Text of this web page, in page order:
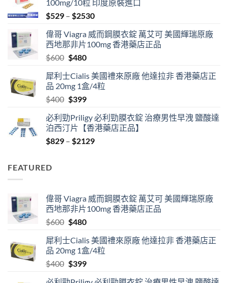
100mg/10粒 印度原裝進口
$529 – $2530Price
$529
through
偉哥 Viagra 威而鋼膜衣錠 萬艾可 美國輝瑞原廠
西地那非片100mg 香港藥店正品
$600 Original
was:
$600.
$480Current
is:
$480.
犀利士Cialis 美國禮來原廠 他達拉非 香港藥店正
品 20mg 1盒/4粒
$400 Original
was:
$400.
$399Current
is:
$399.
必利勁Priligy 必利勁膜衣錠 治療男性早洩 鹽酸達
泊西汀片【香港藥店正品】
$829 – $2129Price
FEATURED
偉哥 Viagra 威而鋼膜衣錠 萬艾可 美國輝瑞原廠
西地那非片100mg 香港藥店正品
$600 Original
was:
$600.
$480Current
is:
$480.
犀利士Cialis 美國禮來原廠 他達拉非 香港藥店正
品 20mg 1盒/4粒
$400 Original
$399Current